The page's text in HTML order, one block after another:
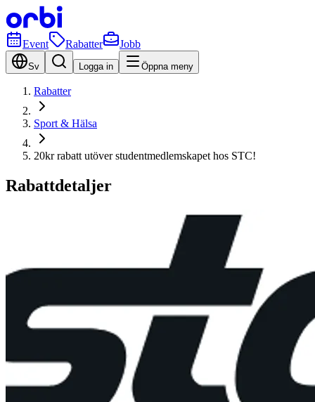
Event Rabatter Jobb
Sv Logga in Öppna meny
Rabatter
Sport & Hälsa
20kr rabatt utöver studentmedlemskapet hos STC!
Rabattdetaljer